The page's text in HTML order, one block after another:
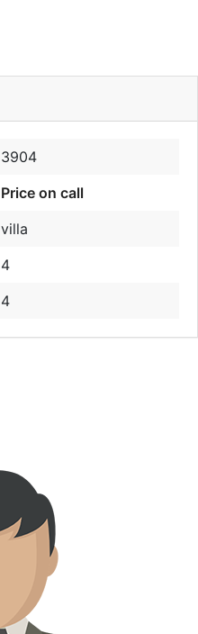
3904
Price on call
villa
4
4